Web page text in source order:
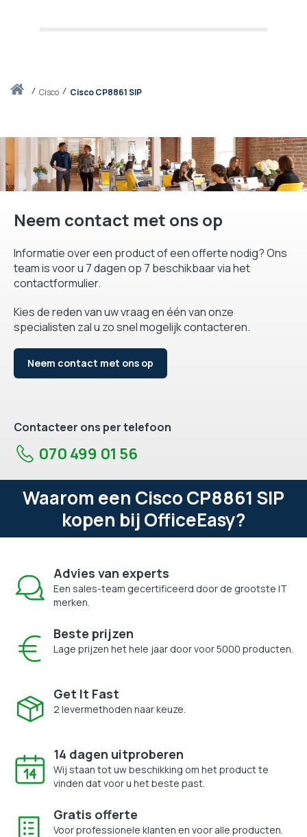
Thuiscisco Cisco CP8861 SIP
Neem contact met ons op
Informatie over een product of een offerte nodig? Ons
team is voor u 7 dagen op 7 beschikbaar via het
contactformulier.
Kies de reden van uw vraag en één van onze
specialisten zal u zo snel mogelijk contacteren.
Neem contact met ons op
Contacteer ons per telefoon
070 499 01 56
Waarom een Cisco CP8861 SIP
kopen bij OfficeEasy?
Advies van experts
Een sales-team gecertificeerd door de grootste IT
merken.
Beste prijzen
Lage prijzen het hele jaar door voor 5000 producten.
Get It Fast
2 levermethoden naar keuze.
14 dagen uitproberen
Wij staan tot uw beschikking om het product te
vinden dat voor u het beste past.
Gratis offerte
Voor professionele klanten en voor alle producten.